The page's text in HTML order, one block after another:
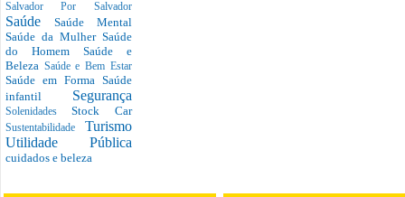
Salvador Por Salvador
Saúde Saúde Mental
Saúde da Mulher Saúde
do Homem Saúde e
Beleza Saúde e Bem Estar
Saúde em Forma Saúde
infantil Segurança
SolenidadesStock Car
Sustentabilidade Turismo
Utilidade Pública
cuidados e beleza